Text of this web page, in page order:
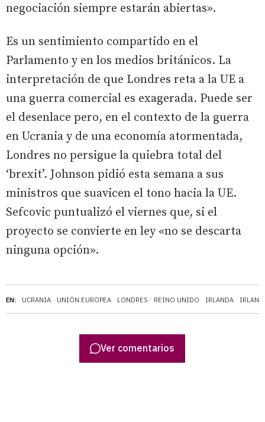
EN: UCRANIA UNIÓN EUROPEA LONDRES REINO UNIDO IRLANDA
negociación siempre estarán abiertas».
Es un sentimiento compartido en el
Parlamento y en los medios británicos. La
interpretación de que Londres reta a la UE a
una guerra comercial es exagerada. Puede ser
el desenlace pero, en el contexto de la guerra
en Ucrania y de una economía atormentada,
Londres no persigue la quiebra total del
‘brexit’. Johnson pidió esta semana a sus
ministros que suavicen el tono hacia la UE.
Sefcovic puntualizó el viernes que, si el
proyecto se convierte en ley «no se descarta
ninguna opción».
Ver comentarios